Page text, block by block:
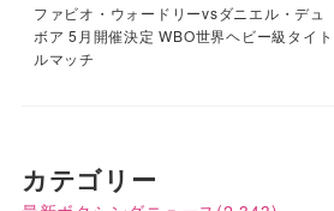
ファビオ・ウォードリーvsダニエル・デュ
ボア 5月開催決定 WBO世界ヘビー級タイト
ルマッチ
カテゴリー